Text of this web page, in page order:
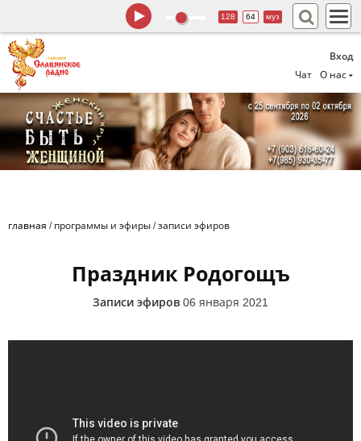
Вход
Чат
О нас
128 64 муз
главная / программы и эфиры /записи эфиров
Праздник Родогощъ
Записи эфиров 06 января 2021